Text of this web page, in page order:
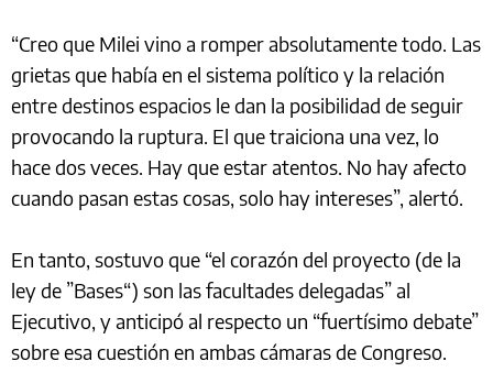
“Creo que Milei vino a romper absolutamente todo. Las
grietas que había en el sistema político y la relación
entre destinos espacios le dan la posibilidad de seguir
provocando la ruptura. El que traiciona una vez, lo
hace dos veces. Hay que estar atentos. No hay afecto
cuando pasan estas cosas, solo hay intereses”, alertó.
En tanto, sostuvo que “el corazón del proyecto (de la
ley de ”Bases“) son las facultades delegadas” al
Ejecutivo, y anticipó al respecto un “fuertísimo debate”
sobre esa cuestión en ambas cámaras de Congreso.